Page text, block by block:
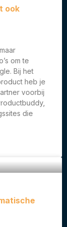
ook
om te
Bij het
heb je
voorbij
die